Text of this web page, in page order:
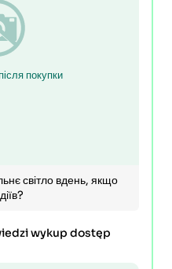
покупки
світло вдень, якщо
wykup dostęp